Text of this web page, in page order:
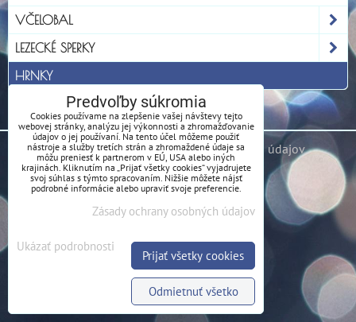
VČELOBAL
LEZECKÉ SPERKY
HRNKY
Predvoľby súkromia Zásady ochrany osobných údajov
Predvoľby súkromia
Cookies používame na zlepšenie vašej návštevy tejto
webovej stránky, analýzu jej výkonnosti a zhromažďovanie
údajov o jej používaní. Na tento účel môžeme použiť
nástroje a služby tretích strán a zhromaždené údaje sa
môžu preniesť k partnerom v EÚ, USA alebo iných
krajinách. Kliknutím na „Prijať všetky cookies“ vyjadrujete
svoj súhlas s týmto spracovaním. Nižšie môžete nájsť
podrobné informácie alebo upraviť svoje preferencie.
Zásady ochrany osobných údajov
Ukázať podrobnosti
Prijať všetky cookies
Odmietnuť všetko